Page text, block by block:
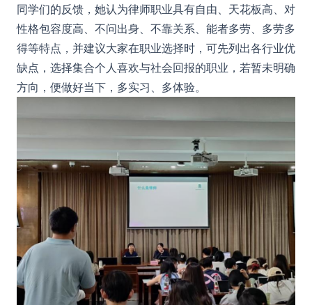
同学们的反馈，她认为律师职业具有自由、天花板高、对
性格包容度高、不问出身、不靠关系、能者多劳、多劳多
得等特点，并建议大家在职业选择时，可先列出各行业优
缺点，选择集合个人喜欢与社会回报的职业，若暂未明确
方向，便做好当下，多实习、多体验。